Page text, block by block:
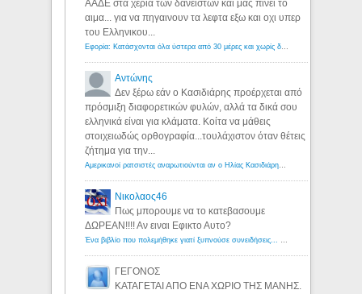
ΑΑΔΕ στα χερια των δανειστων και μας πινει το
αιμα... για να πηγαινουν τα λεφτα εξω και οχι υπερ
του Ελληνικου...
Εφορία: Κατάσχονται όλα ύστερα από 30 μέρες και χωρίς δικαστικές αποφάσεις - Λόγιος Ερμής
Αντώνης
Δεν ξέρω εάν ο Κασιδιάρης προέρχεται από
πρόσμιξη διαφορετικών φυλών, αλλά τα δικά σου
ελληνικά είναι για κλάματα. Κοίτα να μάθεις
στοιχειωδώς ορθογραφία...τουλάχιστον όταν θέτεις
ζήτημα για την...
Αμερικανοί ρατσιστές αναρωτιούνται αν ο Ηλίας Κασιδιάρης ανήκει στη λευκή φυλή... - Λόγιος Ερμής
Νικολαος46
Πως μπορουμε να το κατεβασουμε
ΔΩΡΕΑΝ!!!! Αν ειναι Εφικτο Αυτο?
Ένα βιβλίο που πολεμήθηκε γιατί ξυπνούσε συνειδήσεις... - Λόγιος Ερμής | Η γνώση ξεκινάει με την αναζήτηση...
ΓΕΓΟΝΟΣ
ΚΑΤΑΓΕΤΑΙ ΑΠΟ ΕΝΑ ΧΩΡΙΟ ΤΗΣ ΜΑΝΗΣ.